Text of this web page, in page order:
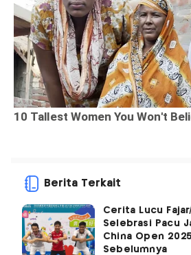
Berita Terkait
Cerita Lucu
Selebrasi Pacu
China Open
Sebelumnya